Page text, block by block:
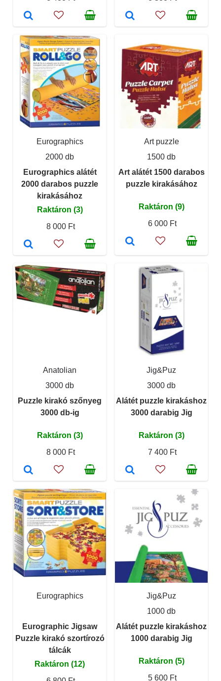
Eurographics
2000 db
Eurographics alátét
2000 darabos puzzle
kirakásához
Raktáron (3)
8 000 Ft
Art puzzle
1500 db
Art alátét 1500 darabos
puzzle kirakásához
Raktáron (9)
6 000 Ft
Anatolian
3000 db
Puzzle kirakó szőnyeg
3000 db-ig
Raktáron (3)
8 000 Ft
Jig&Puz
3000 db
Alátét puzzle kirakáshoz
3000 darabig Jig
Raktáron (3)
7 400 Ft
Eurographics
Eurographic Jigsaw
Puzzle kirakó szortírozó
tálcák
Raktáron (12)
Jig&Puz
1000 db
Alátét puzzle kirakáshoz
1000 darabig Jig
Raktáron (5)
5 600 Ft